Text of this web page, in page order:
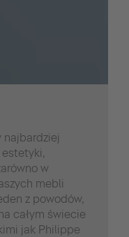
najbardziej
w
mebli
z powodów,
całym świecie
jak Philippe